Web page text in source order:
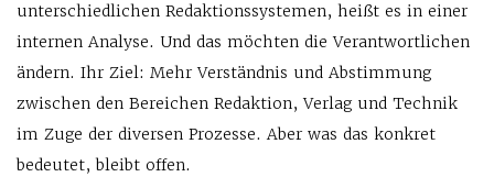
unterschiedlichen Redaktionssystemen, heißt es in einer
internen Analyse. Und das möchten die Verantwortlichen
ändern. Ihr Ziel: Mehr Verständnis und Abstimmung
zwischen den Bereichen Redaktion, Verlag und Technik
im Zuge der diversen Prozesse. Aber was das konkret
bedeutet, bleibt offen.